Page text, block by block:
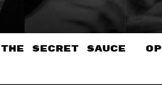
THE SECRET SAUCE​